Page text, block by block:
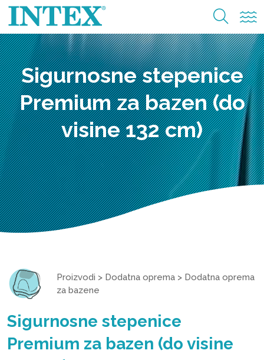
Sigurnosne stepenice
Premium za bazen (do
visine 132 cm)
Proizvodi > Dodatna oprema > Dodatna oprema
za bazene
Sigurnosne stepenice
Premium za bazen (do visine